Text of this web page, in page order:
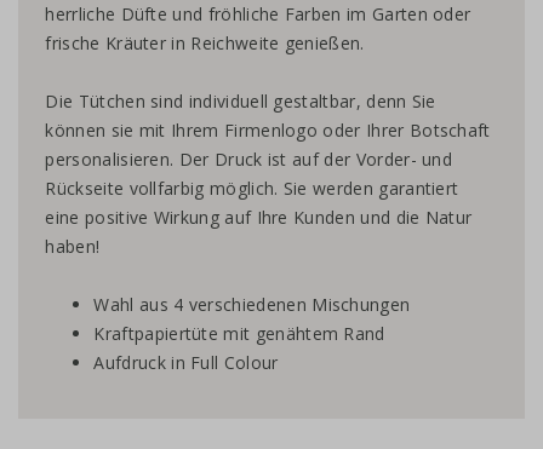
herrliche Düfte und fröhliche Farben im Garten oder
frische Kräuter in Reichweite genießen.
Die Tütchen sind individuell gestaltbar, denn Sie
können sie mit Ihrem Firmenlogo oder Ihrer Botschaft
personalisieren. Der Druck ist auf der Vorder- und
Rückseite vollfarbig möglich. Sie werden garantiert
eine positive Wirkung auf Ihre Kunden und die Natur
haben!
Wahl aus 4 verschiedenen Mischungen
Kraftpapiertüte mit genähtem Rand
Aufdruck in Full Colour